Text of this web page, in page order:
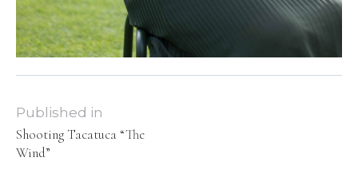
Published in
Shooting Tacatuca “The
Wind”